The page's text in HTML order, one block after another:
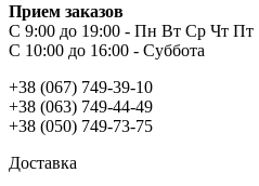
Прием заказов
С 9:00 до 19:00 - Пн Вт Ср Чт Пт
С 10:00 до 16:00 - Суббота
+38 (067) 749-39-10
+38 (063) 749-44-49
+38 (050) 749-73-75
Доставка